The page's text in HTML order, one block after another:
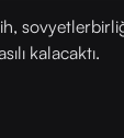
kalacaktı.